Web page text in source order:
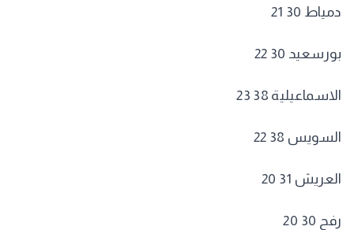
دمياط 30 21
بورسعيد 30 22
الاسماعيلية 38 23
السويس 38 22
العريش 31 20
رفح 30 20